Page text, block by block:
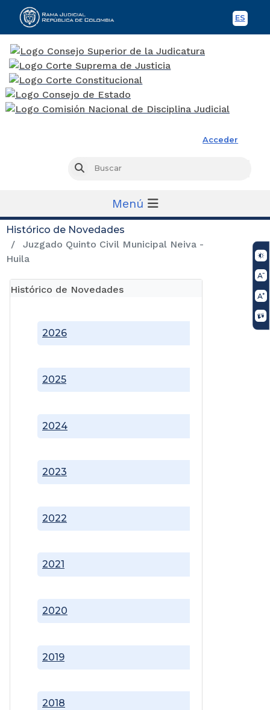
ES
Acceder
Buscar
Menú
Histórico de Novedades
Juzgado Quinto Civil Municipal Neiva -
Huila
Histórico de Novedades
2018
2019
2020
2021
2022
2023
2024
2025
2026